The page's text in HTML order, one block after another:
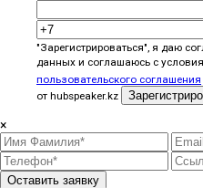
"Зарегистрироваться", я даю
данных и соглашаюсь с
пользовательского соглашения
от hubspeaker.kz
×
Оставить заявку